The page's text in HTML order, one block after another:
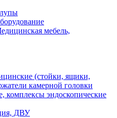
мебель,
(стойки, ящики,
камерной головки
комплексы эндоскопические
ДВУ